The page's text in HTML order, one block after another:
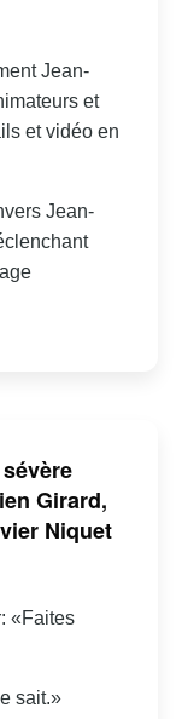
Jean-
et
et vidéo en
Jean-
Girard,
Niquet
«Faites
sait.»